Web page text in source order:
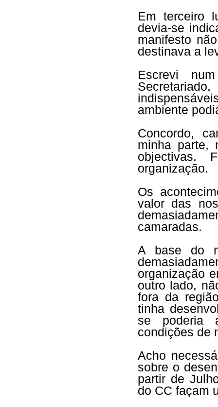
Em terceiro
devia-se
manifesto
destinava a
Escrevi
ambiente
Concordo,
minha parte,
objectivas.
organização.
Os
valor das
camaradas.
A base do
organização
outro lado,
fora da
tinha
se poderia
condições de
Acho
sobre o
partir de
do CC façam